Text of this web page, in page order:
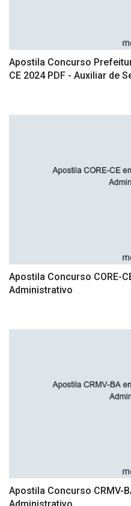
Apostila Concurso
CE 2024 PDF - Auxiliar de
Apostila Concurso CORE-
Administrativo
Apostila Concurso CRMV-